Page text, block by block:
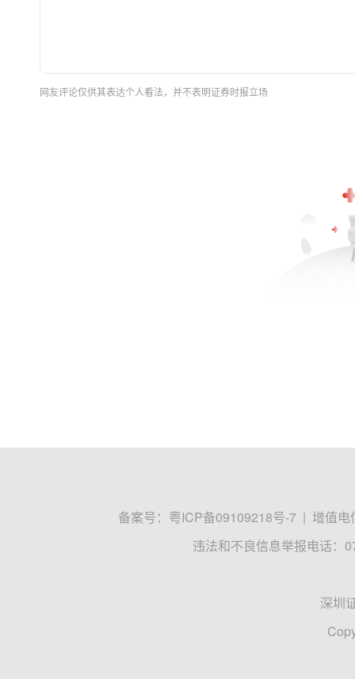
网友评论仅供其表达个人看法，并不表明证券时报立场
备案号： 粤ICP备09109218号-7 | 增值电
违法和不良信息举报电话：
深圳